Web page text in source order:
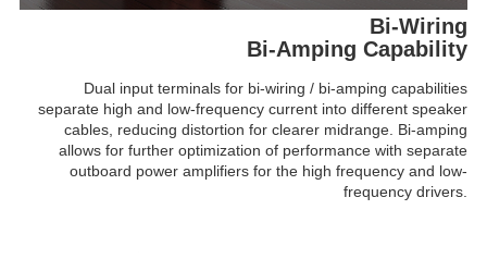
Bi-Wiring
Bi-Amping Capability
Dual input terminals for bi-wiring / bi-amping capabilities
separate high and low-frequency current into different speaker
cables, reducing distortion for clearer midrange. Bi-amping
allows for further optimization of performance with separate
outboard power amplifiers for the high frequency and low-
frequency drivers.